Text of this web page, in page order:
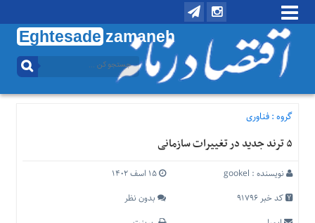
Eghtesade zamaneh
منوی
تماس
درباره
منوی
اصلی
خانه
گروه :فناوری
۵ ترند جدید در تغییرات سازمانی
نویسنده : gookel
۱۵ اسف ۱۴۰۲
کد خبر 91796
بدون نظر